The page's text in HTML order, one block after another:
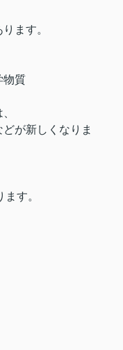
ます。
物質
が新しくなりま
す。